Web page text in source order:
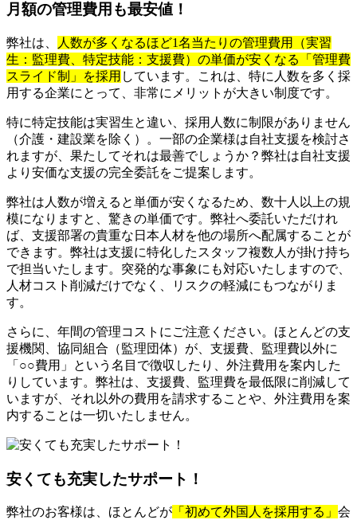
月額の管理費用も最安値！
弊社は、
人数が多くなるほど1名当たりの管理費用（実習
生：監理費、特定技能：支援費）の単価が安くなる「管理費
スライド制」を採用 しています。これは、特に人数を多く採
用する企業にとって、非常にメリットが大きい制度です。
特に特定技能は実習生と違い、採用人数に制限がありません
（介護・建設業を除く）。一部の企業様は自社支援を検討さ
れますが、果たしてそれは最善でしょうか？弊社は自社支援
より安価な支援の完全委託をご提案します。
弊社は人数が増えると単価が安くなるため、数十人以上の規
模になりますと、驚きの単価です。弊社へ委託いただけれ
ば、支援部署の貴重な日本人材を他の場所へ配属することが
できます。弊社は支援に特化したスタッフ複数人が掛け持ち
で担当いたします。突発的な事象にも対応いたしますので、
人材コスト削減だけでなく、リスクの軽減にもつながりま
す。
さらに、年間の管理コストにご注意ください。ほとんどの支
援機関、協同組合（監理団体）が、支援費、監理費以外に
「○○費用」という名目で徴収したり、外注費用を案内した
りしています。弊社は、支援費、監理費を最低限に削減して
いますが、それ以外の費用を請求することや、外注費用を案
内することは一切いたしません。
安くても充実したサポート！
弊社のお客様は、ほとんどが 「初めて外国人を採用する」 会